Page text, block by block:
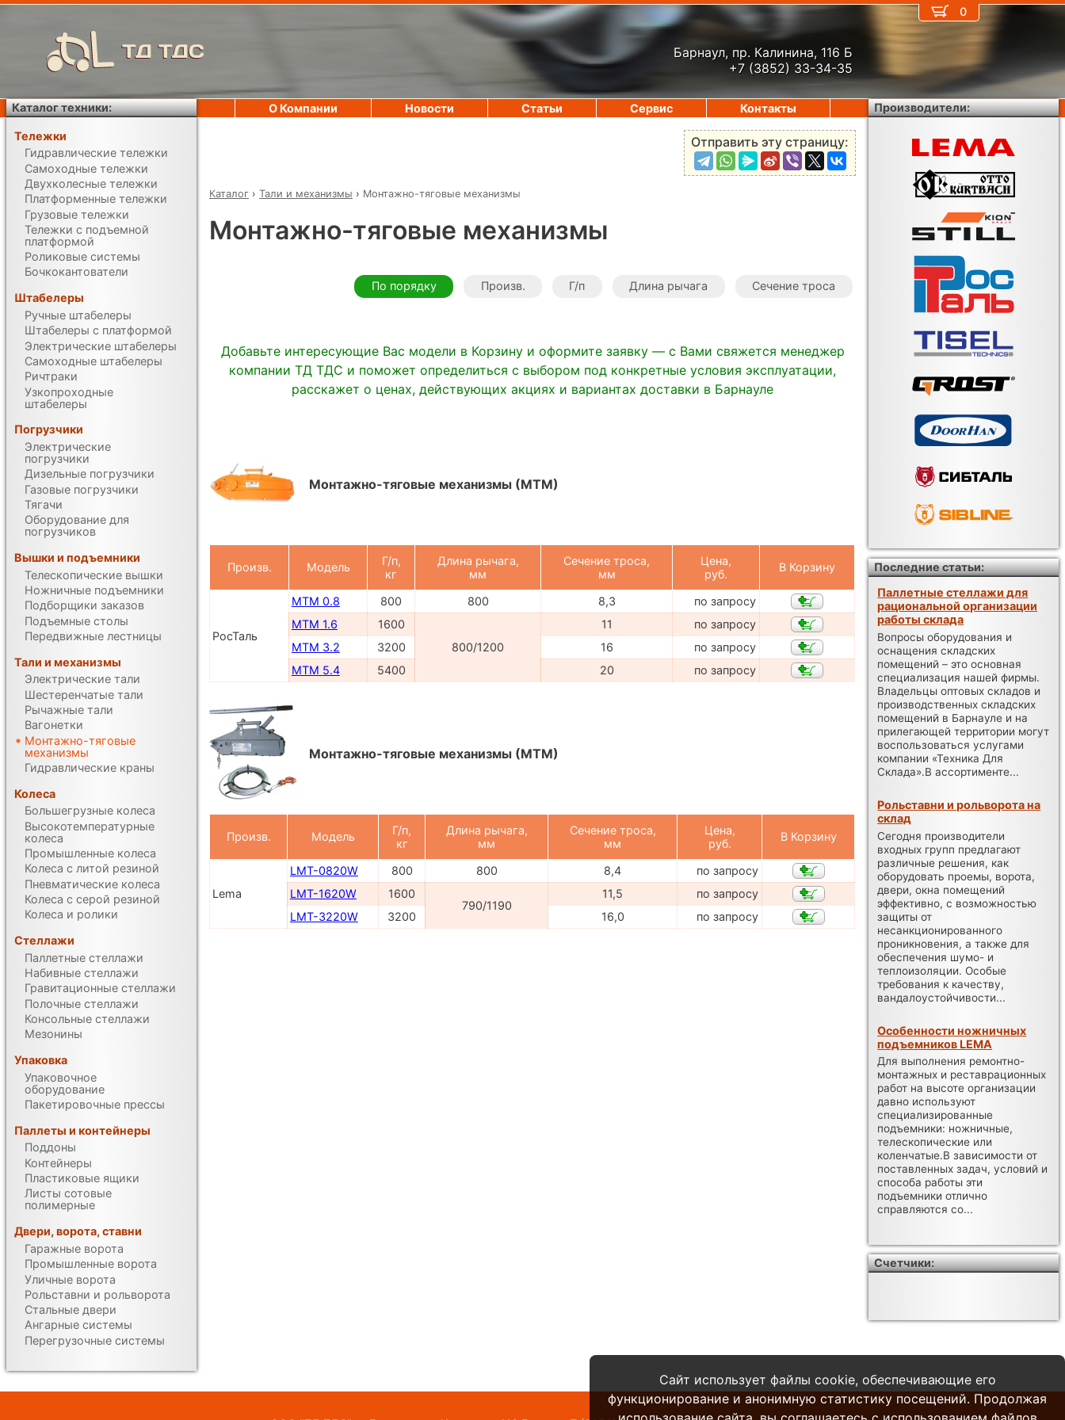
ТД ТДС
Барнаул, пр. Калинина, 116 Б
+7 (3852) 33-34-35
Отправить эту страницу:
Каталог › Тали и механизмы › Монтажно-тяговые механизмы
Монтажно-тяговые механизмы
По порядку Произв. Г/п Длина рычага Сечение троса
Добавьте интересующие Вас модели в Корзину и оформите заявку — с Вами свяжется менеджер
компании ТД ТДС и поможет определиться с выбором под конкретные условия эксплуатации,
расскажет о ценах, действующих акциях и вариантах доставки в Барнауле
Монтажно-тяговые механизмы (МТМ)
Произв. Модель
Г/п,
кг
Длина рычага,
мм
Сечение троса,
мм
Цена,
руб.
В Корзину
РосТаль
MTM 0.8 800 800 8,3
по запросу
MTM 1.6
1600
800/1200
11
по запросу
MTM 3.2
3200 16
по запросу
MTM 5.4
5400 20 по запросу
Монтажно-тяговые механизмы (МТМ)
Произв. Модель
Г/п,
кг
Длина рычага,
мм
Сечение троса,
мм
Цена,
руб.
В Корзину
Lema
LMT-0820W 800 800 8,4
по запросу
LMT-1620W
1600
790/1190
11,5
по запросу
LMT-3220W
3200 16,0 по запросу
0
О Компании Новости Статьи Сервис Контакты
Каталог техники:
Тележки
Гидравлические тележки
Самоходные тележки
Двухколесные тележки
Платформенные тележки
Грузовые тележки
Тележки с подъемной
платформой
Роликовые системы
Бочкокантователи
Штабелеры
Ручные штабелеры
Штабелеры с платформой
Электрические штабелеры
Самоходные штабелеры
Ричтраки
Узкопроходные
штабелеры
Погрузчики
Электрические
погрузчики
Дизельные погрузчики
Газовые погрузчики
Тягачи
Оборудование для
погрузчиков
Вышки и подъемники
Телескопические вышки
Ножничные подъемники
Подборщики заказов
Подъемные столы
Передвижные лестницы
Тали и механизмы
Электрические тали
Шестеренчатые тали
Рычажные тали
Вагонетки
Монтажно-тяговые
механизмы
Гидравлические краны
Колеса
Большегрузные колеса
Высокотемпературные
колеса
Промышленные колеса
Колеса с литой резиной
Пневматические колеса
Колеса с серой резиной
Колеса и ролики
Стеллажи
Паллетные стеллажи
Набивные стеллажи
Гравитационные стеллажи
Полочные стеллажи
Консольные стеллажи
Мезонины
Упаковка
Упаковочное
оборудование
Пакетировочные прессы
Паллеты и контейнеры
Поддоны
Контейнеры
Пластиковые ящики
Листы сотовые
полимерные
Двери, ворота, ставни
Гаражные ворота
Промышленные ворота
Уличные ворота
Рольставни и рольворота
Стальные двери
Ангарные системы
Перегрузочные системы
Производители:
Последние статьи:
Паллетные стеллажи для
рациональной организации
работы склада
Вопросы оборудования и
оснащения складских
помещений – это основная
специализация нашей фирмы.
Владельцы оптовых складов и
производственных складских
помещений в Барнауле и на
прилегающей территории могут
воспользоваться услугами
компании «Техника Для
Склада».В ассортименте...
Рольставни и рольворота на
склад
Сегодня производители
входных групп предлагают
различные решения, как
оборудовать проемы, ворота,
двери, окна помещений
эффективно, с возможностью
защиты от
несанкционированного
проникновения, а также для
обеспечения шумо- и
теплоизоляции. Особые
требования к качеству,
вандалоустойчивости...
Особенности ножничных
подъемников LEMA
Для выполнения ремонтно-
монтажных и реставрационных
работ на высоте организации
давно используют
специализированные
подъемники: ножничные,
телескопические или
коленчатые.В зависимости от
поставленных задач, условий и
способа работы эти
подъемники отлично
справляются со...
Счетчики:
Сайт использует файлы cookie, обеспечивающие его
функционирование и анонимную статистику посещений. Продолжая